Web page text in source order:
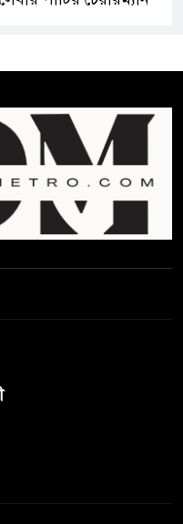
রিজভীর বক্তব্যে ক্ষুব্ধ
জলাভূমিতে মা মাছ
রাখার পরিকল্পনা নিচ্ছে
সকাল ১০টায় এসএসসি